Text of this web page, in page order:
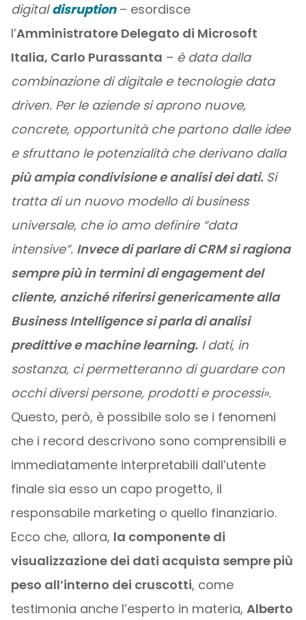
digitaldisruption– esordisce
l’Amministratore Delegato di Microsoft
Italia, Carlo Purassanta – è data dalla
combinazione di digitale e tecnologie data
driven. Per le aziende si aprono nuove,
concrete, opportunità che partono dalle idee
e sfruttano le potenzialità che derivano dalla
più ampia condivisione e analisi dei dati. Si
tratta di un nuovo modello di business
universale, che io amo definire “data
intensive”. Invece di parlare di CRM si ragiona
sempre più in termini di engagement del
cliente, anziché riferirsi genericamente alla
Business Intelligence si parla di analisi
predittive e machine learning.I dati, in
sostanza, ci permetteranno di guardare con
occhi diversi persone, prodotti e processi».
Questo, però, è possibile solo se i fenomeni
che i record descrivono sono comprensibili e
immediatamente interpretabili dall’utente
finale sia esso un capo progetto, il
responsabile marketing o quello finanziario.
Ecco che, allora, la componente di
visualizzazione dei dati acquista sempre più
peso all’interno dei cruscotti, come
testimonia anche l’esperto in materia, Alberto